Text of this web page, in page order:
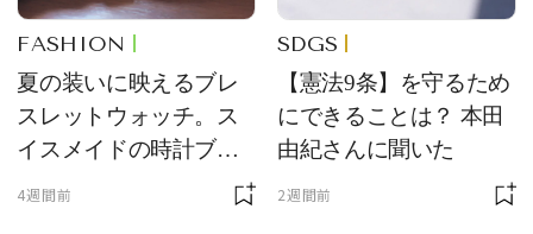
FASHION
夏の装いに映えるブレ
スレットウォッチ。ス
イスメイドの時計ブラ
ンド【フレデリック・
4週間前
SDGS
【憲法9条】を守るため
にできることは？ 本田
由紀さんに聞いた
2週間前